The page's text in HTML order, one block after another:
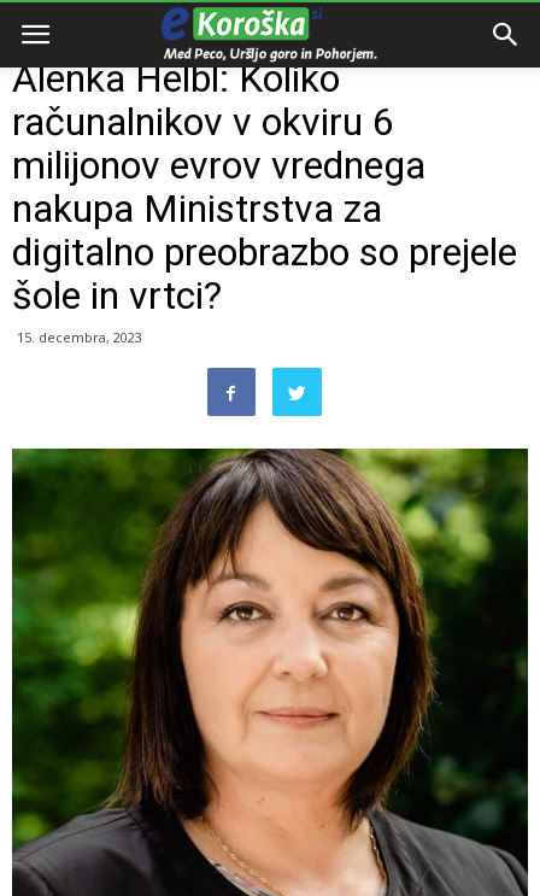
Domov
Alenka Helbl: Koliko
računalnikov v okviru 6
milijonov evrov vrednega
nakupa Ministrstva za
digitalno preobrazbo so prejele
šole in vrtci?
15. decembra, 2023